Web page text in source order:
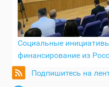
Социальные
финансирование из
Подпишитесь на